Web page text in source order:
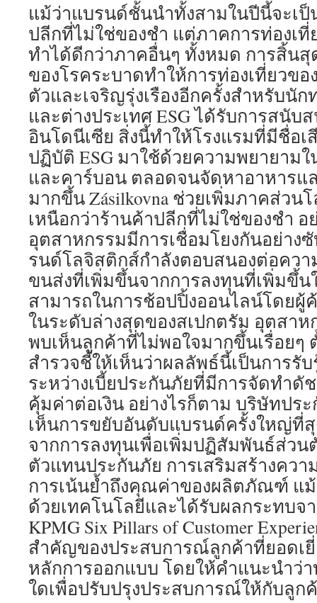
แม้ว่าแบรนด์ชั้นนำทั้งสามในปีนี้จะเ
ปลีกที่ไม่ใช่ของชำ แต่ภาคการท่องเที่
ทำได้ดีกว่าภาคอื่นๆ ทั้งหมด การสิ้นสุ
ของโรคระบาดทำให้การท่องเที่ยวข
ตัวและเจริญรุ่งเรืองอีกครั้งสำหรับนัก
และต่างประเทศ ESG ได้รับการสนั
อินโดนีเซีย สิ่งนี้ทำให้โรงแรมที่มีชื่อเ
ปฏิบัติ ESG มาใช้ด้วยความพยายาม
และคาร์บอน ตลอดจนจัดหาอาหารแ
มากขึ้น Zásilkovna ช่วยเพิ่มภาคส่วน
เหนือกว่าร้านค้าปลีกที่ไม่ใช่ของชำ อ
อุตสาหกรรมมีการเชื่อมโยงกันอย่าง
รนด์โลจิสติกส์กำลังตอบสนองต่อควา
ขนส่งที่เพิ่มขึ้นจากการลงทุนที่เพิ่มขึ้น
สามารถในการช้อปปิ้งออนไลน์โดยผู้
ในระดับล่างสุดของสเปกตรัม อุตสา
พบเห็นลูกค้าที่ไม่พอใจมากขึ้นเรื่อยๆ
สำรวจชี้ให้เห็นว่าผลลัพธ์นี้เป็นการรั
ระหว่างเบี้ยประกันภัยที่มีการจัดทำ
คุ้มค่าต่อเงิน อย่างไรก็ตาม บริษัทประ
เห็นการขยับอันดับแบรนด์ครั้งใหญ่ที่
จากการลงทุนเพื่อเพิ่มปฏิสัมพันธ์ส่ว
ตัวแทนประกันภัย การเสริมสร้างคว
การเน้นย้ำถึงคุณค่าของผลิตภัณฑ์ แ
ด้วยเทคโนโลยีและได้รับผลกระทบจ
KPMG Six Pillars of Customer
สำคัญของประสบการณ์ลูกค้าที่ยอดเ
หลักการออกแบบ โดยให้คำแนะนำว่
ใดเพื่อปรับปรุงประสบการณ์ให้กับลูก